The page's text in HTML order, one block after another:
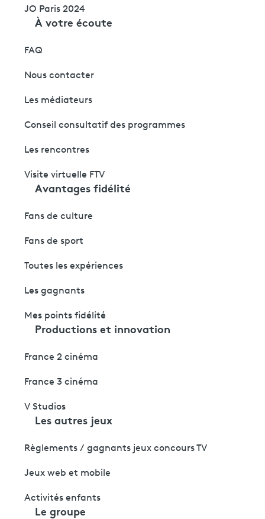
JO Paris 2024
À votre écoute
FAQ
Nous contacter
Les médiateurs
Conseil consultatif des programmes
Les rencontres
Visite virtuelle FTV
Avantages fidélité
Fans de culture
Fans de sport
Toutes les expériences
Les gagnants
Mes points fidélité
Productions et innovation
France 2 cinéma
France 3 cinéma
V Studios
Les autres jeux
Règlements / gagnants jeux concours TV
Jeux web et mobile
Activités enfants
Le groupe